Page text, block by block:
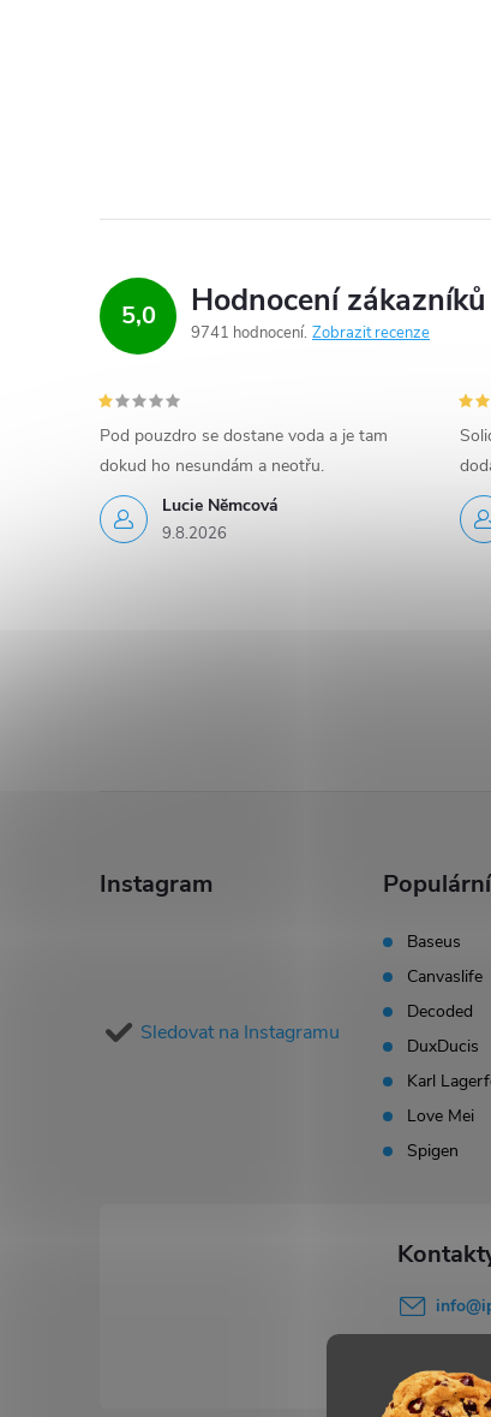
5,0 Hodnocení zákazníků
9741 hodnocení Zobrazit recenze
Lucie Nĕmcová
9.8.2026
Pod pouzdro se dostane voda a je tam
dokud ho nesundám a neotřu.
Instagram
Sledovat na Instagramu
Baseus
Canvaslife
Decoded
DuxDucis
Karl
Love Mei
Spigen
info@